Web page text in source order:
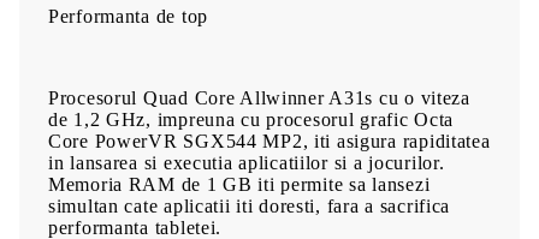
Performanta de top
Procesorul Quad Core Allwinner A31s cu o viteza
de 1,2 GHz, impreuna cu procesorul grafic Octa
Core PowerVR SGX544 MP2, iti asigura rapiditatea
in lansarea si executia aplicatiilor si a jocurilor.
Memoria RAM de 1 GB iti permite sa lansezi
simultan cate aplicatii iti doresti, fara a sacrifica
performanta tabletei.